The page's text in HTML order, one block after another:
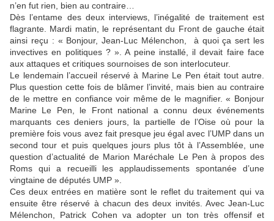
n’en fut rien, bien au contraire…
Dès l’entame des deux interviews, l’inégalité de traitement est
flagrante. Mardi matin, le représentant du Front de gauche était
ainsi reçu : « Bonjour, Jean-Luc Mélenchon, à quoi ça sert les
invectives en politiques ? ». A peine installé, il devait faire face
aux attaques et critiques sournoises de son interlocuteur.
Le lendemain l’accueil réservé à Marine Le Pen était tout autre.
Plus question cette fois de blâmer l’invité, mais bien au contraire
de le mettre en confiance voir même de le magnifier. « Bonjour
Marine Le Pen, le Front national a connu deux événements
marquants ces deniers jours, la partielle de l’Oise où pour la
première fois vous avez fait presque jeu égal avec l’UMP dans un
second tour et puis quelques jours plus tôt à l’Assemblée, une
question d’actualité de Marion Maréchale Le Pen à propos des
Roms qui a recueilli les applaudissements spontanée d’une
vingtaine de députés UMP ».
Ces deux entrées en matière sont le reflet du traitement qui va
ensuite être réservé à chacun des deux invités. Avec Jean-Luc
Mélenchon, Patrick Cohen va adopter un ton très offensif et